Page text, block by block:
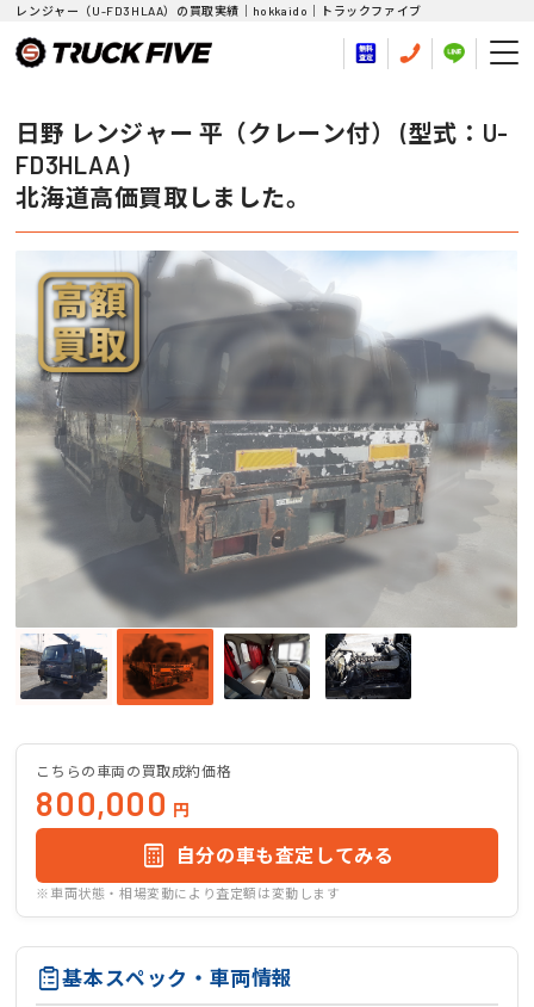
レンジャー（U-FD3HLAA）の買取実績｜hokkaido｜トラックファイブ
日野 レンジャー 平（クレーン付） (型式：U-
FD3HLAA)
北海道高価買取しました。
こちらの車両の買取成約価格
800,000 円
自分の車も査定してみる
※車両状態・相場変動により査定額は変動します
基本スペック・車両情報